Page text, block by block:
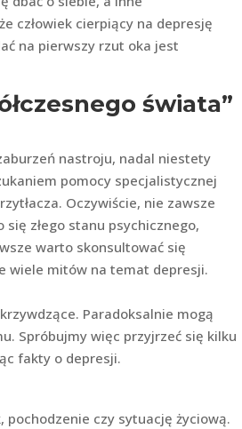
człowiek cierpiący na depresję
na pierwszy rzut oka jest
świata”
nastroju, nadal niestety
pomocy specjalistycznej
Oczywiście, nie zawsze
złego stanu psychicznego,
warto skonsultować się
wiele mitów na temat depresji.
Paradoksalnie mogą
Spróbujmy więc przyjrzeć się kilku
fakty o depresji.
pochodzenie czy sytuację życiową.